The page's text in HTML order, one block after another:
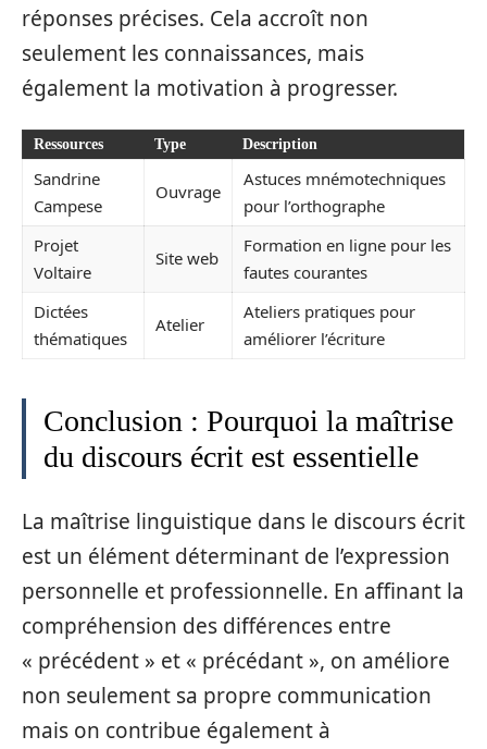
réponses précises. Cela accroît non
seulement les connaissances, mais
également la motivation à progresser.
Ressources Type Description
Sandrine
Campese
Ouvrage
Astuces mnémotechniques
pour l’orthographe
Projet
Voltaire
Site web
Formation en ligne pour les
fautes courantes
Dictées
thématiques
Atelier
Ateliers pratiques pour
améliorer l’écriture
Conclusion : Pourquoi la maîtrise
du discours écrit est essentielle
La maîtrise linguistique dans le discours écrit
est un élément déterminant de l’expression
personnelle et professionnelle. En affinant la
compréhension des différences entre
« précédent » et « précédant », on améliore
non seulement sa propre communication
mais on contribue également à